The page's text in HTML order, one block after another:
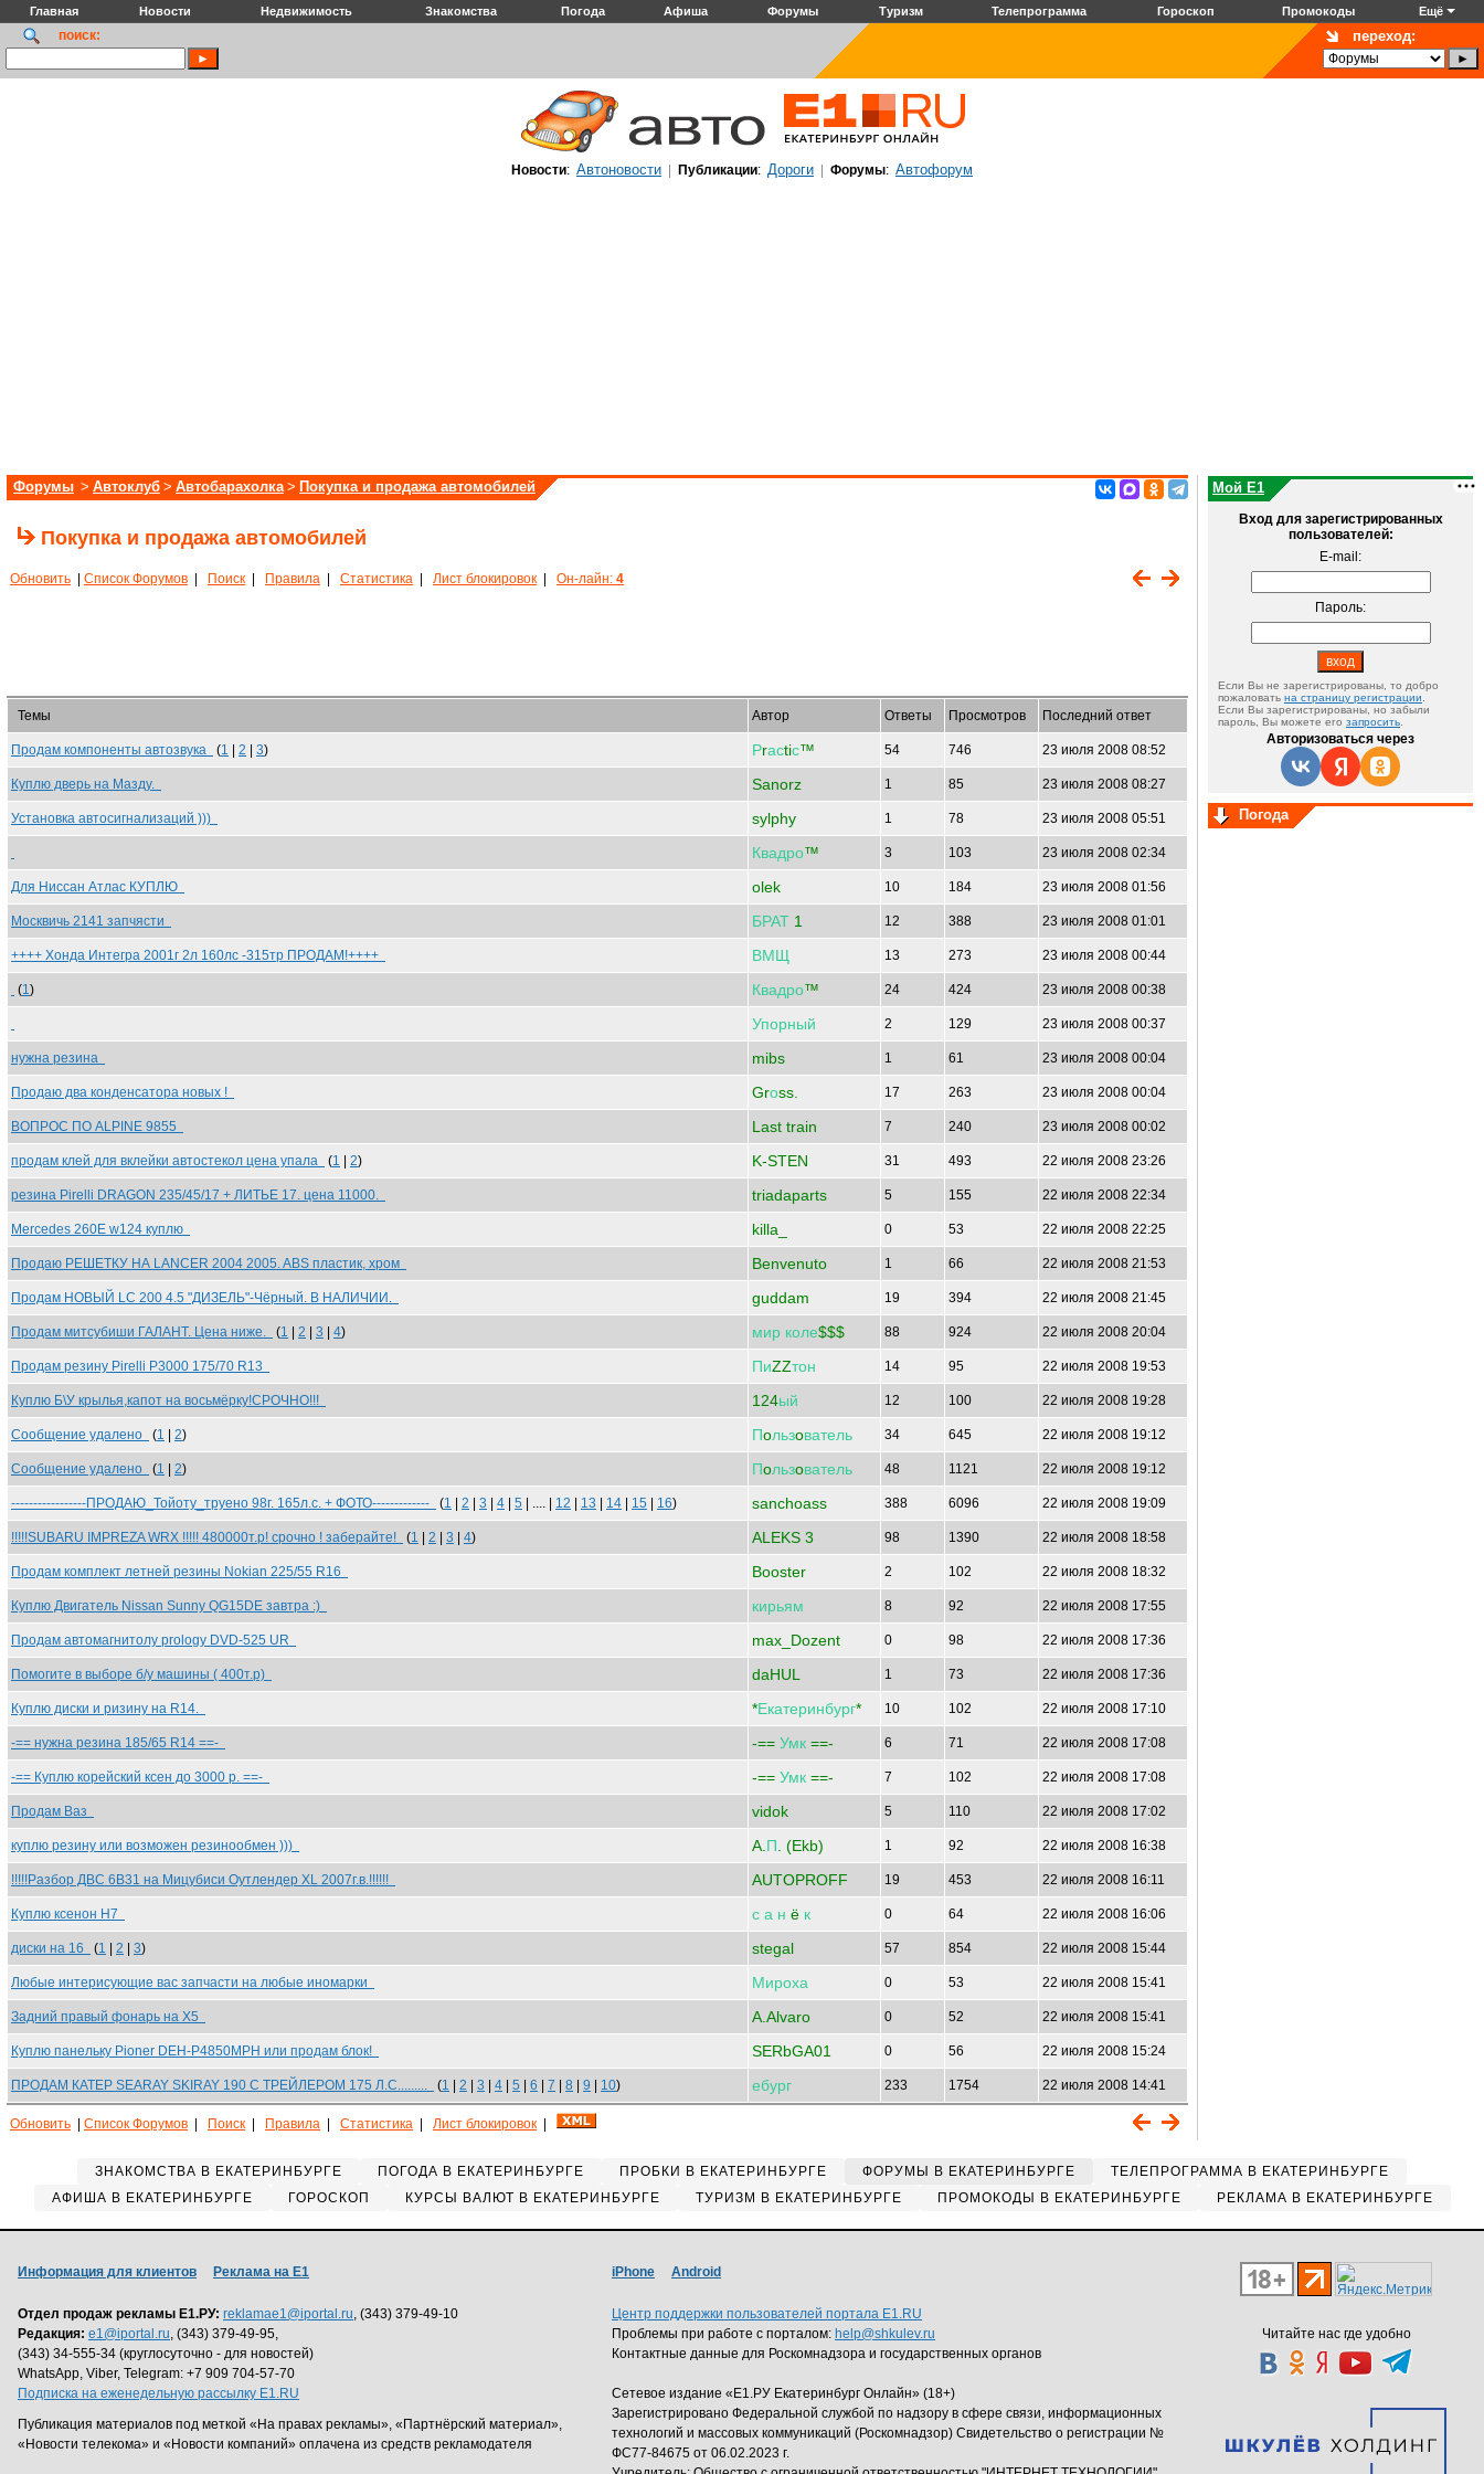
Главная Новости Недвижимость Знакомства Погода Афиша Форумы Туризм Телепрограмма Гороскоп Промокоды Ещё
поиск: переход:
Новости: Автоновости Публикации: Дороги Форумы: Автофорум
Форумы > Автоклуб > Автобарахолка > Покупка и продажа автомобилей
Покупка и продажа автомобилей
Обновить Список Форумов Поиск Правила Статистика Лист блокировок Он-лайн: 4
Темы Автор Ответы Просмотров Последний ответ
Продам компоненты автозвука (1 2 3) Рrасtiс™ 54 746 23 июля 2008 08:52
Куплю дверь на Мазду. Sanorz 1 85 23 июля 2008 08:27
Установка автосигнализаций ))) sylphy 1 78 23 июля 2008 05:51
Квадро™ 3 103 23 июля 2008 02:34
Для Ниссан Атлас КУПЛЮ olek 10 184 23 июля 2008 01:56
Москвичь 2141 запчясти БРАТ 1 12 388 23 июля 2008 01:01
++++ Хонда Интегра 2001г 2л 160лс -315тр ПРОДАМ!++++ ВМЩ 13 273 23 июля 2008 00:44
(1) Квадро™ 24 424 23 июля 2008 00:38
Упорный 2 129 23 июля 2008 00:37
нужна резина mibs 1 61 23 июля 2008 00:04
Продаю два конденсатора новых ! Grоss. 17 263 23 июля 2008 00:04
ВОПРОС ПО ALPINE 9855 Last train 7 240 23 июля 2008 00:02
продам клей для вклейки автостекол цена упала (1 2) K-STEN 31 493 22 июля 2008 23:26
резина Pirelli DRAGON 235/45/17 + ЛИТЬЕ 17. цена 11000. triadaparts 5 155 22 июля 2008 22:34
Mercedes 260E w124 куплю killa_ 0 53 22 июля 2008 22:25
Продаю РЕШЕТКУ НА LANCER 2004 2005. ABS пластик, хром Benvenuto 1 66 22 июля 2008 21:53
Продам НОВЫЙ LC 200 4.5 "ДИЗЕЛЬ"-Чёрный. В НАЛИЧИИ. guddam 19 394 22 июля 2008 21:45
Продам митсубиши ГАЛАНТ. Цена ниже. (1 2 3 4) мир коле$$$ 88 924 22 июля 2008 20:04
Продам резину Pirelli P3000 175/70 R13 ПиZZтон 14 95 22 июля 2008 19:53
Куплю Б\У крылья,капот на восьмёрку!СРОЧНО!!! 124ый 12 100 22 июля 2008 19:28
Cообщение удалено (1 2) Пoльзoватель 34 645 22 июля 2008 19:12
Cообщение удалено (1 2) Пoльзoватель 48 1121 22 июля 2008 19:12
-----------------ПРОДАЮ_Тойоту_труено 98г. 165л.с. + ФОТО------------- (1 2 3 4 5 | .... | 12 13 14 15 16) sanchoass 388 6096 22 июля 2008 19:09
!!!!!SUBARU IMPREZA WRX !!!!! 480000т.р! срочно ! заберайте! (1 2 3 4) ALEKS 3 98 1390 22 июля 2008 18:58
Продам комплект летней резины Nokian 225/55 R16 Booster 2 102 22 июля 2008 18:32
Куплю Двигатель Nissan Sunny QG15DE завтра :) кирьям 8 92 22 июля 2008 17:55
Продам автомагнитолу prology DVD-525 UR max_Dozent 0 98 22 июля 2008 17:36
Помогите в выборе б/у машины ( 400т.р) daHUL 1 73 22 июля 2008 17:36
Куплю диски и ризину на R14. *Екатеринбург* 10 102 22 июля 2008 17:10
-== нужна резина 185/65 R14 ==- -== Умк ==- 6 71 22 июля 2008 17:08
-== Куплю корейский ксен до 3000 р. ==- -== Умк ==- 7 102 22 июля 2008 17:08
Продам Ваз vidok 5 110 22 июля 2008 17:02
куплю резину или возможен резинообмен ))) A. П . (Ekb) 1 92 22 июля 2008 16:38
!!!!!Разбор ДВС 6В31 на Мицубиси Оутлендер XL 2007г.в.!!!!!! AUTOPROFF 19 453 22 июля 2008 16:11
Куплю ксенон Н7 с а н ё к 0 64 22 июля 2008 16:06
диски на 16 (1 2 3) stegal 57 854 22 июля 2008 15:44
Любые интерисующие вас запчасти на любые иномарки Мироха 0 53 22 июля 2008 15:41
Задний правый фонарь на Х5 A.Alvaro 0 52 22 июля 2008 15:41
Куплю панельку Pioner DEH-P4850MPH или продам блок! SERbGA01 0 56 22 июля 2008 15:24
ПРОДАМ КАТЕР SEARAY SKIRAY 190 С ТРЕЙЛЕРОМ 175 Л.С......... (1 2 3 4 5 6 7 8 9 10) ебург 233 1754 22 июля 2008 14:41
Обновить Список Форумов Поиск Правила Статистика Лист блокировок
Мой E1
Вход для зарегистрированных
пользователей:
E-mail:
Пароль:
Если Вы не зарегистрированы, то добро
пожаловать на страницу регистрации
Если Вы зарегистрированы, но забыли
пароль, Вы можете его запросить
Авторизоваться через
Погода
ЗНАКОМСТВА В ЕКАТЕРИНБУРГЕ ПОГОДА В ЕКАТЕРИНБУРГЕ ПРОБКИ В ЕКАТЕРИНБУРГЕ ФОРУМЫ В ЕКАТЕРИНБУРГЕ
ТЕЛЕПРОГРАММА В ЕКАТЕРИНБУРГЕ
АФИША В ЕКАТЕРИНБУРГЕ
ГОРОСКОП КУРСЫ ВАЛЮТ В ЕКАТЕРИНБУРГЕ ТУРИЗМ В ЕКАТЕРИНБУРГЕ ПРОМОКОДЫ В ЕКАТЕРИНБУРГЕ РЕКЛАМА В ЕКАТЕРИНБУРГЕ
Читайте нас где удобно
Информация для клиентов Реклама на Е1
Отдел продаж рекламы Е1.РУ: reklamae1@iportal.ru, (343) 379-49-10
Редакция: e1@iportal.ru, (343) 379-49-95,
(343) 34-555-34 (круглосуточно - для новостей)
WhatsApp, Viber, Telegram: +7 909 704-57-70
Подписка на еженедельную рассылку E1.RU
Публикация материалов под меткой «На правах рекламы», «Партнёрский материал»,
«Новости телекома» и «Новости компаний» оплачена из средств рекламодателя
iPhone Android
Центр поддержки пользователей портала E1.RU
Проблемы при работе с порталом: help@shkulev.ru
Контактные данные для Роскомнадзора и государственных органов
Сетевое издание «Е1.РУ Екатеринбург Онлайн» (18+)
Зарегистрировано Федеральной службой по надзору в сфере связи, информационных
технологий и массовых коммуникаций (Роскомнадзор) Свидетельство о регистрации №
ФС77-84675 от 06.02.2023 г.